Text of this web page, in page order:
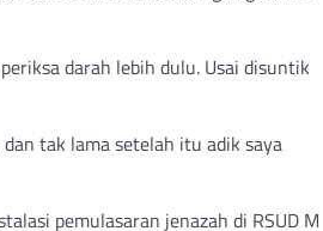
darah lebih dulu. Usai disuntik
tak lama setelah itu adik saya
pemulasaran jenazah di RSUD M